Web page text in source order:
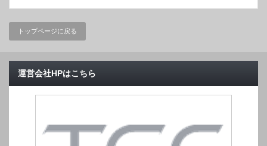
トップページに戻る
運営会社HPはこちら